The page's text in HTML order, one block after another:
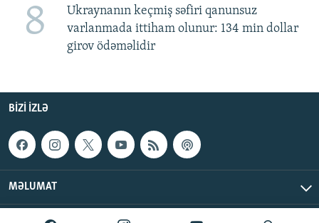
8
Ukraynanın keçmiş səfiri qanunsuz
varlanmada ittiham olunur: 134 min dollar
girov ödəməlidir
BIZI IZLƏ
MƏLUMAT